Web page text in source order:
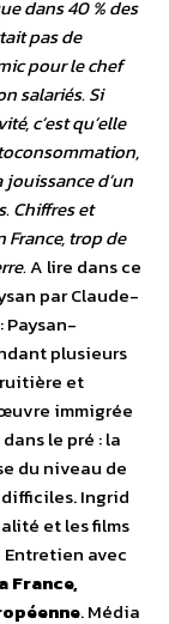
dans 40 % des
pas de
pour le chef
salariés. Si
c’est qu’elle
jouissance d’un
Chiffres et
trop de
A lire dans ce
par Claude-
Paysan-
plusieurs
et
immigrée
le pré : la
du niveau de
Ingrid
et les films
avec
France,
. Média